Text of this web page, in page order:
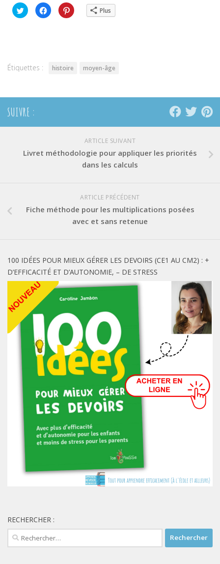
Cliquez
pour
partager
Cliquez
pour
partager
Cliquez
pour Plus
Étiquettes : histoire moyen-âge
SUIVRE :
ARTICLE SUIVANT
Livret méthodologie pour appliquer les priorités
dans les calculs
ARTICLE PRÉCÉDENT
Fiche méthode pour les multiplications posées
avec et sans retenue
100 IDÉES POUR MIEUX GÉRER LES DEVOIRS (CE1 AU CM2) : +
D’EFFICACITÉ ET D’AUTONOMIE, – DE STRESS
RECHERCHER :
Rechercher :